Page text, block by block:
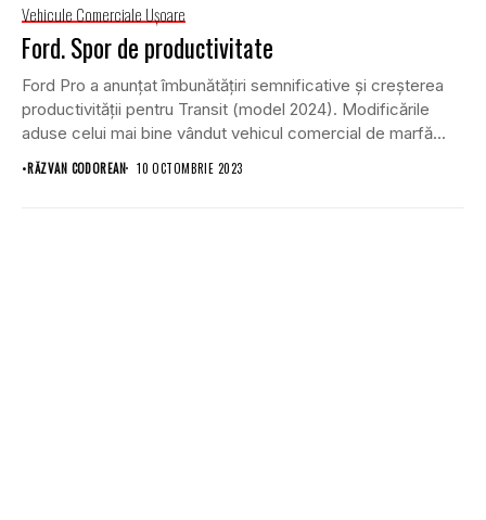
Vehicule Comerciale Uşoare
Ford. Spor de productivitate
Ford Pro a anunțat îmbunătățiri semnificative și creșterea
productivității pentru Transit (model 2024). Modificările
aduse celui mai bine vândut vehicul comercial de marfă...
•RĂZVAN CODOREAN 10 OCTOMBRIE 2023